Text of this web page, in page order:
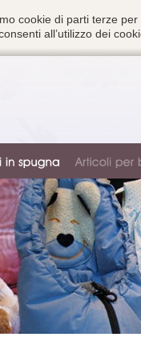
cookie di parti terze
all’utilizzo dei